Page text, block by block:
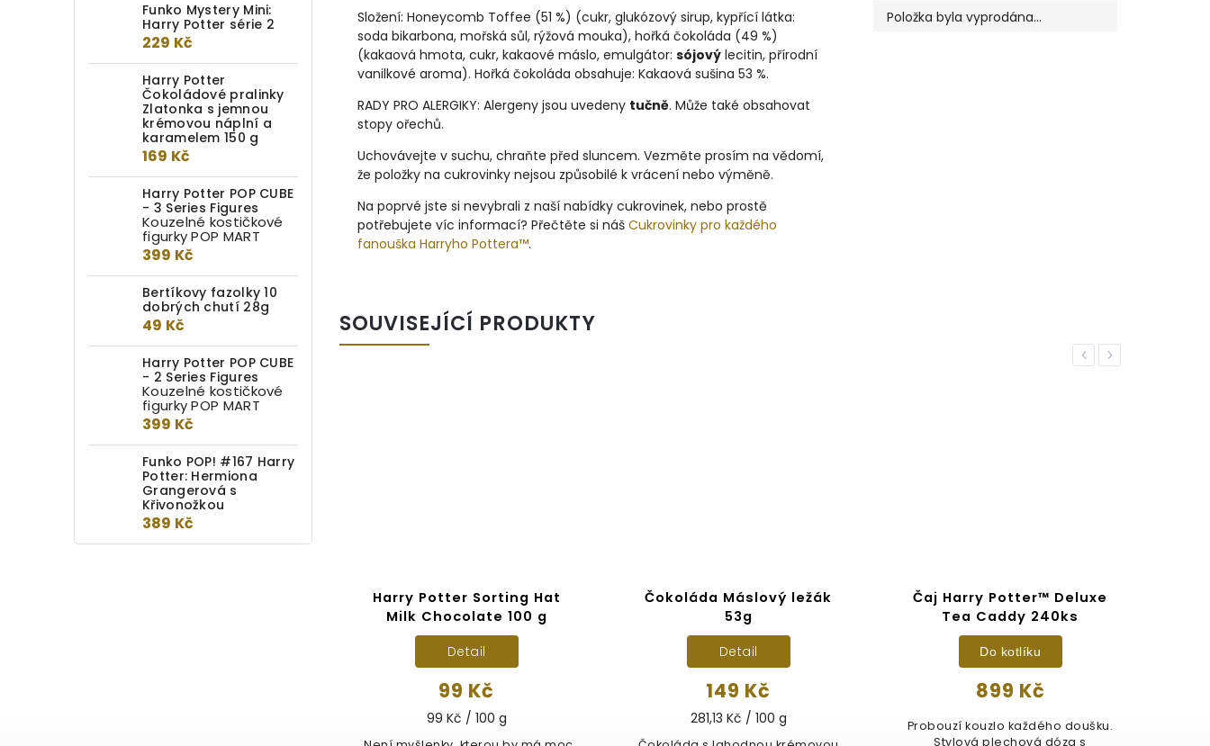
Funko Mystery Mini:
Harry Potter série 2
229 Kč
Harry Potter
Čokoládové pralinky
Zlatonka s jemnou
krémovou náplní a
karamelem 150 g
169 Kč
Harry Potter POP CUBE
- 3 Series Figures
Kouzelné kostičkové
figurky POP MART
399 Kč
Bertíkovy fazolky 10
dobrých chutí 28g
49 Kč
Harry Potter POP CUBE
- 2 Series Figures
Kouzelné kostičkové
figurky POP MART
399 Kč
Funko POP! #167 Harry
Potter: Hermiona
Grangerová s
Křivonožkou
389 Kč
Složení: Honeycomb Toffee (51 %) (cukr, glukózový sirup, kypřící látka:
soda bikarbona, mořská sůl, rýžová mouka), hořká čokoláda (49 %)
(kakaová hmota, cukr, kakaové máslo, emulgátor: sójový lecitin, přírodní
vanilkové aroma). Hořká čokoláda obsahuje: Kakaová sušina 53 %.
RADY PRO ALERGIKY: Alergeny jsou uvedeny tučně. Může také obsahovat
stopy ořechů.
Uchovávejte v suchu, chraňte před sluncem. Vezměte prosím na vědomí,
že položky na cukrovinky nejsou způsobilé k vrácení nebo výměně.
Na poprvé jste si nevybrali z naší nabídky cukrovinek, nebo prostě
potřebujete víc informací? Přečtěte si náš Cukrovinky pro každého
fanouška Harryho Pottera™.
Položka byla vyprodána…
SOUVISEJÍCÍ PRODUKTY
Previous
EXKLUZIVNĚ
Harry Potter Sorting Hat
Milk Chocolate 100 g
99 Kč
99 Kč / 100 g
Detail
Čokoláda Máslový ležák
53g
149 Kč
281,13 Kč / 100 g
Detail
Čaj Harry Potter™ Deluxe
Tea Caddy 240ks
899 Kč
Do kotlíku
Probouzí kouzlo každého doušku.
Stylová plechová dóza s
Next